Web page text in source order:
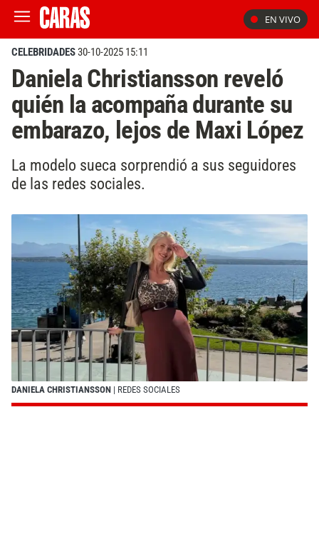
EN VIVO
CELEBRIDADES30-10-2025 15:11
Daniela Christiansson reveló
quién la acompaña durante su
embarazo, lejos de Maxi López
La modelo sueca sorprendió a sus seguidores
de las redes sociales.
DANIELA CHRISTIANSSON | REDES SOCIALES